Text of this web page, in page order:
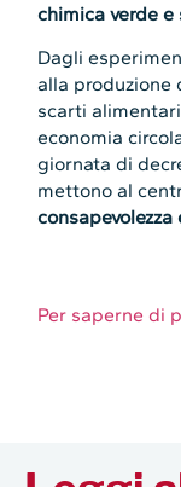
chimica verde
Dagli
alla produzione
scarti
economia
giornata di
mettono al
Per saperne di